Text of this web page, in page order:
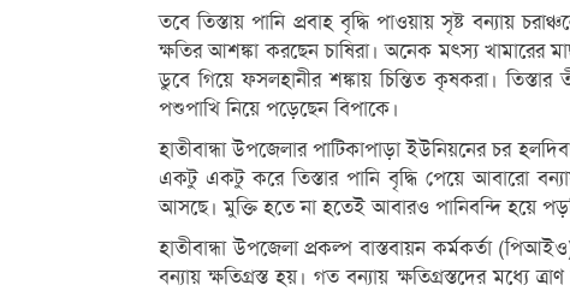
তবে তিস্তায় পানি প্রবাহ বৃদ্ধি পাওয়ায় সৃষ্ট বন্যায়
ক্ষতির আশঙ্কা করছেন চাষিরা। অনেক মৎস্য খামারের
ডুবে গিয়ে ফসলহানীর শঙ্কায় চিন্তিত কৃষকরা। তিস্তার
পশুপাখি নিয়ে পড়েছেন বিপাকে।
হাতীবান্ধা উপজেলার পাটিকাপাড়া ইউনিয়নের চর
একটু একটু করে তিস্তার পানি বৃদ্ধি পেয়ে আবারো
আসছে। মুক্তি হতে না হতেই আবারও পানিবন্দি হয়ে
হাতীবান্ধা উপজেলা প্রকল্প বাস্তবায়ন কর্মকর্তা
বন্যায় ক্ষতিগ্রস্ত হয়। গত বন্যায় ক্ষতিগ্রস্তদের মধ্যে